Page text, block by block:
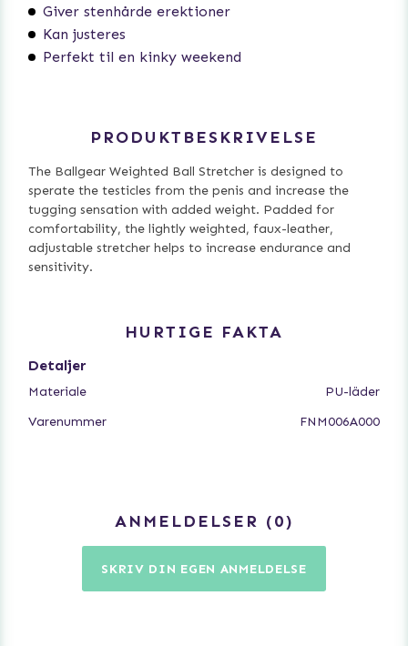
Giver stenhårde erektioner
Kan justeres
Perfekt til en kinky weekend
PRODUKTBESKRIVELSE
The Ballgear Weighted Ball Stretcher is designed to
sperate the testicles from the penis and increase the
tugging sensation with added weight. Padded for
comfortability, the lightly weighted, faux-leather,
adjustable stretcher helps to increase endurance and
sensitivity.
HURTIGE FAKTA
Detaljer
Materiale
PU-läder
Varenummer
FNM006A000
ANMELDELSER 0
SKRIV DIN EGEN ANMELDELSE